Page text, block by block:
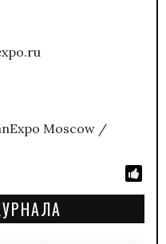
Moscow /